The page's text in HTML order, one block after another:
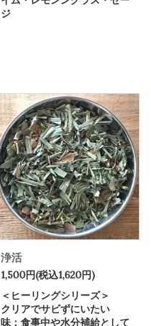
ジ
浄活
1,500円(税込1,620円)
＜ヒーリングシリーズ＞
クリアでサビずにいたい
味：食事中や水分補給として